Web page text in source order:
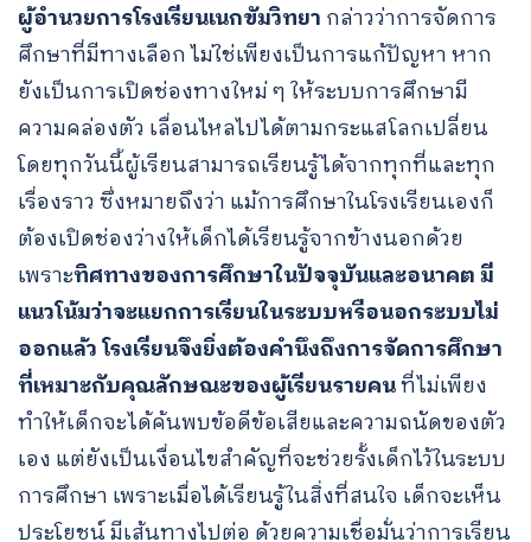
ผู้อำนวยการโรงเรียนเนกขัมวิทยา กล่าวว่าการจัดการ
ศึกษาที่มีทางเลือก ไม่ใช่เพียงเป็นการแก้ปัญหา หาก
ยังเป็นการเปิดช่องทางใหม่ ๆ ให้ระบบการศึกษามี
ความคล่องตัว เลื่อนไหลไปได้ตามกระแสโลกเปลี่ยน
โดยทุกวันนี้ผู้เรียนสามารถเรียนรู้ได้จากทุกที่และทุก
เรื่องราว ซึ่งหมายถึงว่า แม้การศึกษาในโรงเรียนเองก็
ต้องเปิดช่องว่างให้เด็กได้เรียนรู้จากข้างนอกด้วย
เพราะทิศทางของการศึกษาในปัจจุบันและอนาคต มี
แนวโน้มว่าจะแยกการเรียนในระบบหรือนอกระบบไม่
ออกแล้วโรงเรียนจึงยิ่งต้องคำนึงถึงการจัดการศึกษา
ที่เหมาะกับคุณลักษณะของผู้เรียนรายคนที่ไม่เพียง
ทำให้เด็กจะได้ค้นพบข้อดีข้อเสียและความถนัดของตัว
เอง แต่ยังเป็นเงื่อนไขสำคัญที่จะช่วยรั้งเด็กไว้ในระบบ
การศึกษา เพราะเมื่อได้เรียนรู้ในสิ่งที่สนใจ เด็กจะเห็น
ประโยชน์ มีเส้นทางไปต่อ ด้วยความเชื่อมั่นว่าการเรียน